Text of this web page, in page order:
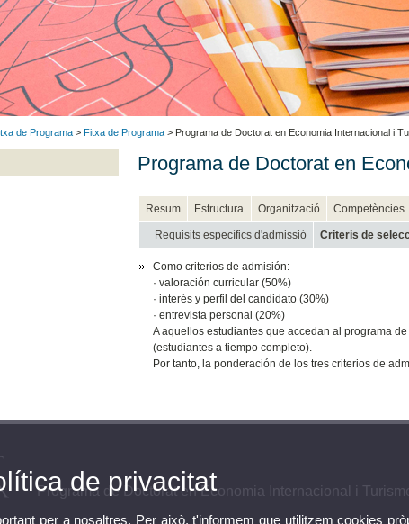
de Programa > Fitxa de Programa > Programa de Doctorat en Economia Internacional i
Programa de Doctorat en
Resum Estructura Organització Competències
Requisits específics d'admissió Criteris de
Como criterios de admisión:
· valoración curricular (50%)
· interés y perfil del candidato (30%)
· entrevista personal (20%)
A aquellos estudiantes que accedan al programa
(estudiantes a tiempo completo).
Por tanto, la ponderación de los tres criterios de
Programa de Doctorat en Economia Internacional i
de privacitat
per a nosaltres. Per això, t'informem que utilitzem cookies